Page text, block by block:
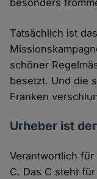
besonders
Tatsächlich ist
schöner
besetzt. Und die
Franken
Urheber ist
Verantwortlich
C. Das C steht